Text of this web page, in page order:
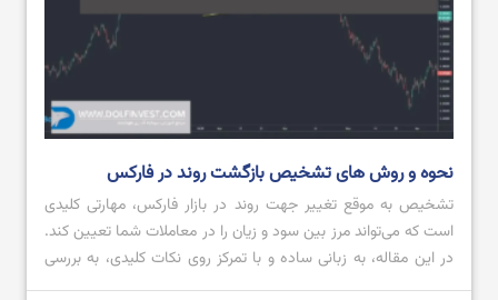
نحوه و روش های تشخیص بازگشت روند در فارکس
تشخیص به ‌موقع تغییر جهت روند در بازار فارکس، مهارتی کلیدی
است که می‌تواند مرز بین سود و زیان را در معاملات شما تعیین کند.
در این مقاله، به زبانی ساده و با تمرکز روی نکات کلیدی، به بررسی
دقیق این موضوع خواهیم پرداخت. هدف ما ارائه دیدگاهی جامع اما